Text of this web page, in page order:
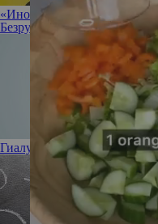
«Иногда полезно разрешить
Безрукова не против
Гиалуроновая кислота: